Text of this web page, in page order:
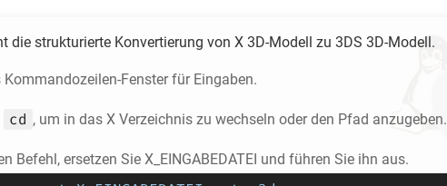
die strukturierte Konvertierung von X 3D-Modell zu 3DS 3D-Modell.
Fenster für Eingaben.
cd , um in das X Verzeichnis zu wechseln oder den Pfad anzugeben.
Befehl, ersetzen Sie X_EINGABEDATEI und führen Sie ihn aus.